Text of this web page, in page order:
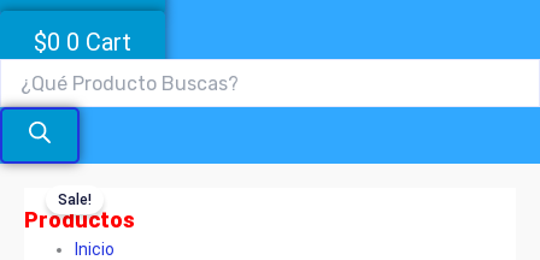
$0 0 Cart
Productos
Inicio
Sale!
Hombresolo
Tipo
"C"
Giratorio